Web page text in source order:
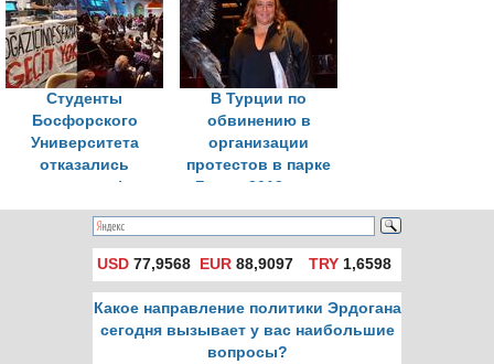
задержания мэра
Стамбула
Стамбула
Студенты
Босфорского
Университета
отказались
покидать кафе в
знак протеста
против
приватизации
В Турции по
обвинению в
организации
протестов в парке
Гези в 2013 году
задержан
менеджер
USD 77,9568 EUR 88,9097 TRY1,6598
Какое направление политики Эрдогана
сегодня вызывает у вас наибольшие
вопросы?